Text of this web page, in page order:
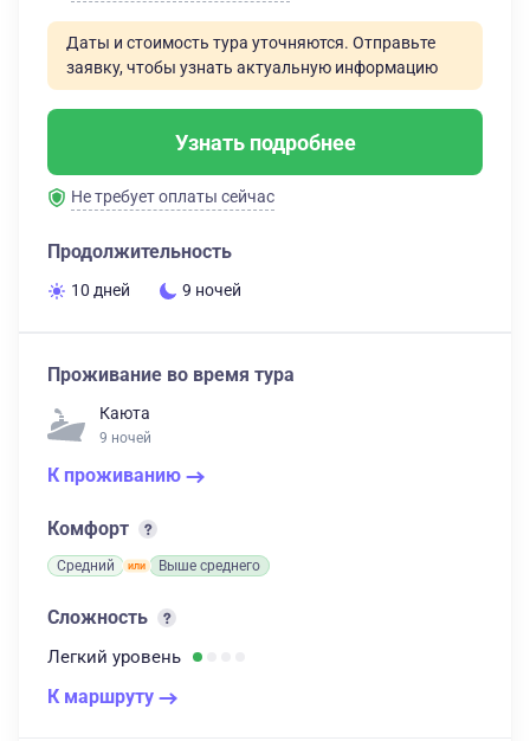
Даты и стоимость тура уточняются. Отправьте
заявку, чтобы узнать актуальную информацию
Узнать подробнее
Не требует оплаты сейчас
Продолжительность
10 дней 9 ночей
Проживание во время тура
Каюта
9 ночей
К проживанию
Комфорт
Средний Выше среднего
Сложность
Легкий уровень
К маршруту